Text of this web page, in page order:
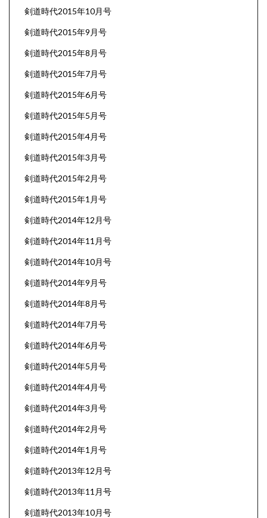
剣道時代2015年10月号
剣道時代2015年9月号
剣道時代2015年8月号
剣道時代2015年7月号
剣道時代2015年6月号
剣道時代2015年5月号
剣道時代2015年4月号
剣道時代2015年3月号
剣道時代2015年2月号
剣道時代2015年1月号
剣道時代2014年12月号
剣道時代2014年11月号
剣道時代2014年10月号
剣道時代2014年9月号
剣道時代2014年8月号
剣道時代2014年7月号
剣道時代2014年6月号
剣道時代2014年5月号
剣道時代2014年4月号
剣道時代2014年3月号
剣道時代2014年2月号
剣道時代2014年1月号
剣道時代2013年12月号
剣道時代2013年11月号
剣道時代2013年10月号